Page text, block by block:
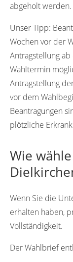
abgeholt werden.
Unser Tipp:
Wochen vor der
Antragstellung
Wahltermin
Antragstellung
vor dem
Beantragungen
plötzliche
Wie
Wenn Sie die
erhalten haben,
Vollständigkeit.
Der Wahlbrief